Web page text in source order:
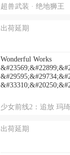
超兽武装 · 绝地狮王
出荷延期
Wonderful Works
少女前线2：追放 玛
出荷延期